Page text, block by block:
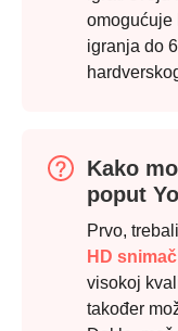
Korak 1.
omogućuje
igranja do
Kako
poput
Prvo,
HD
visokoj
također